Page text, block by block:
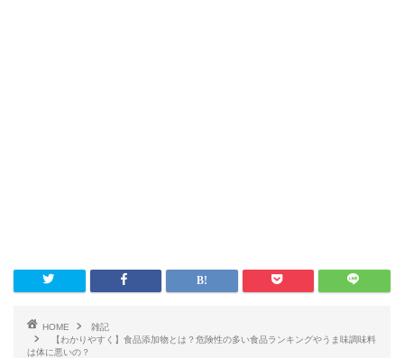
HOME
雑記
【わかりやすく】食品添加物とは？危険性の多い食品ランキングやうま味調味料
は体に悪いの？